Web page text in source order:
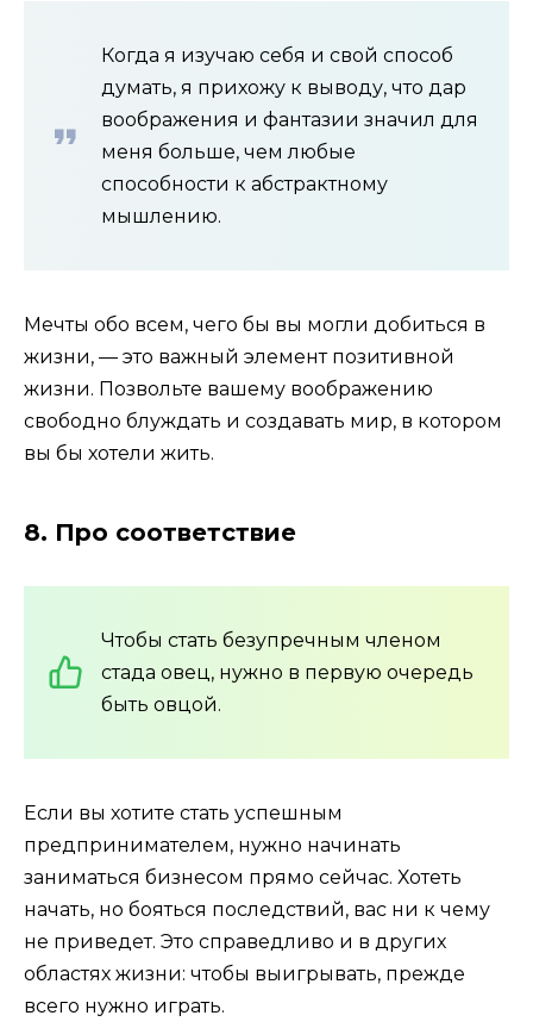
Когда я изучаю себя и свой способ
думать, я прихожу к выводу, что дар
воображения и фантазии значил для
меня больше, чем любые
способности к абстрактному
мышлению.
Мечты обо всем, чего бы вы могли добиться в
жизни, — это важный элемент позитивной
жизни. Позвольте вашему воображению
свободно блуждать и создавать мир, в котором
вы бы хотели жить.
8. Про соответствие
Чтобы стать безупречным членом
стада овец, нужно в первую очередь
быть овцой.
Если вы хотите стать успешным
предпринимателем, нужно начинать
заниматься бизнесом прямо сейчас. Хотеть
начать, но бояться последствий, вас ни к чему
не приведет. Это справедливо и в других
областях жизни: чтобы выигрывать, прежде
всего нужно играть.